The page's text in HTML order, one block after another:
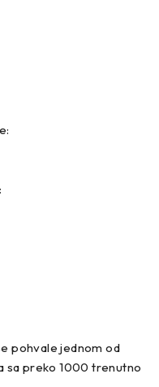
pohvale jednom od
sa preko 1000 trenutno